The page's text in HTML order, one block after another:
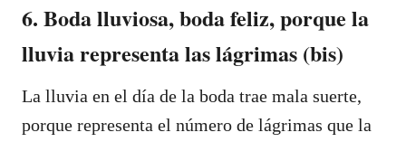
6. Boda lluviosa, boda feliz, porque la
lluvia representa las lágrimas (bis)
La lluvia en el día de la boda trae mala suerte,
porque representa el número de lágrimas que la